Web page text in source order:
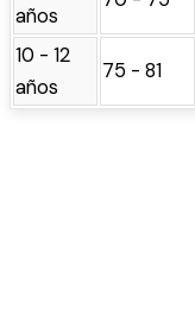
años
10 - 12
años
75 - 81